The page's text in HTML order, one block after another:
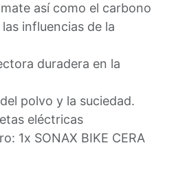
así como el carbono
influencias de la
duradera en la
polvo y la suciedad.
eléctricas
1x SONAX BIKE CERA